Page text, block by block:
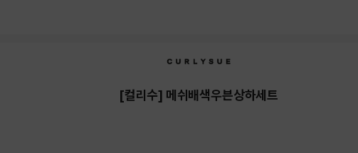
[컬리수] 메쉬배색우븐상하세트